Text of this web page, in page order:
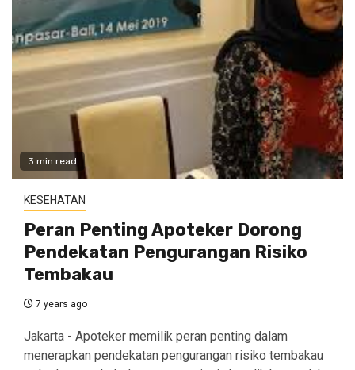
3 min read
KESEHATAN
Peran Penting Apoteker Dorong
Pendekatan Pengurangan Risiko
Tembakau
7 years ago
Jakarta - Apoteker memilik peran penting dalam
menerapkan pendekatan pengurangan risiko tembakau